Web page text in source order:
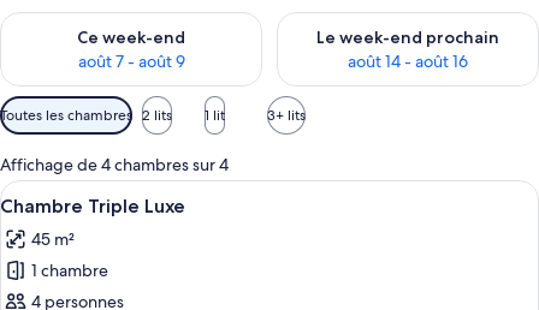
Ce week-end
août 7 - août 9
Vérifier la disponibilité pour ce week-end août 7 - août 9
Le week-end prochain
août 14 - août 16
Vérifier la disponibilité pour
Filtres
disponibles
pour
les
chambres
Toutes les chambres 2 lits 1 lit 3+ lits
Affichage de 4 chambres sur 4
Afficher
toutes
les
photos
pour
Une chambre avec un plafond en
15
Chambre Triple Luxe
45 m²
1 chambre
4 personnes